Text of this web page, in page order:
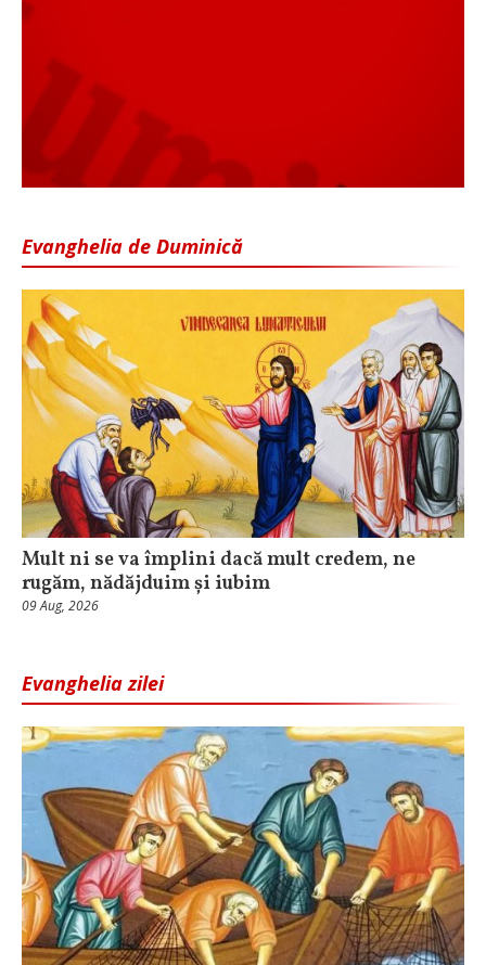
Evanghelia de Duminică
Mult ni se va împlini dacă mult credem, ne
rugăm, nădăjduim și iubim
09 Aug, 2026
Evanghelia zilei